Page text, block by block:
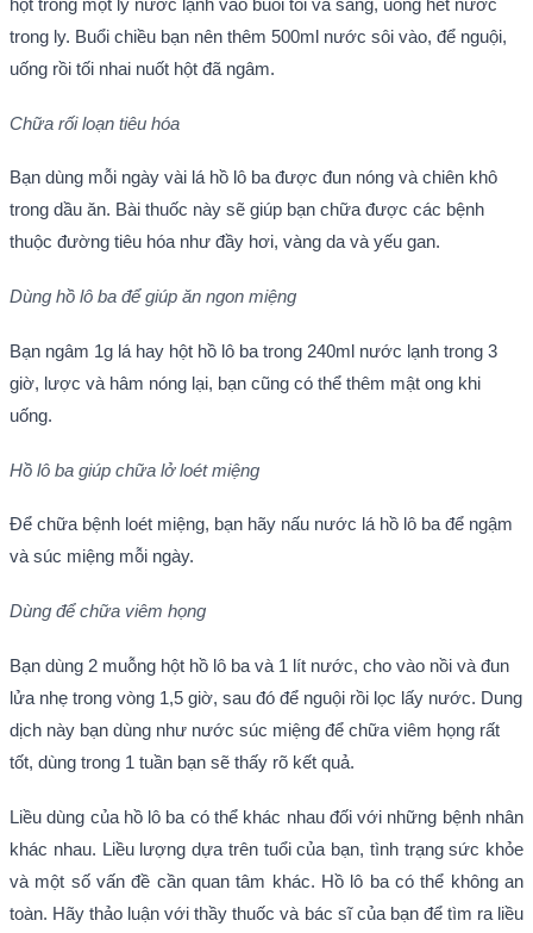
hột trong một ly nước lạnh vào buổi tối và sáng, uống hết nước
trong ly. Buổi chiều bạn nên thêm 500ml nước sôi vào, để nguội,
uống rồi tối nhai nuốt hột đã ngâm.
Chữa rối loạn tiêu hóa
Bạn dùng mỗi ngày vài lá hồ lô ba được đun nóng và chiên khô
trong dầu ăn. Bài thuốc này sẽ giúp bạn chữa được các bệnh
thuộc đường tiêu hóa như đầy hơi, vàng da và yếu gan.
Dùng hồ lô ba để giúp ăn ngon miệng
Bạn ngâm 1g lá hay hột hồ lô ba trong 240ml nước lạnh trong 3
giờ, lược và hâm nóng lại, bạn cũng có thể thêm mật ong khi
uống.
Hồ lô ba giúp chữa lở loét miệng
Để chữa bệnh loét miệng, bạn hãy nấu nước lá hồ lô ba để ngậm
và súc miệng mỗi ngày.
Dùng để chữa viêm họng
Bạn dùng 2 muỗng hột hồ lô ba và 1 lít nước, cho vào nồi và đun
lửa nhẹ trong vòng 1,5 giờ, sau đó để nguội rồi lọc lấy nước. Dung
dịch này bạn dùng như nước súc miệng để chữa viêm họng rất
tốt, dùng trong 1 tuần bạn sẽ thấy rõ kết quả.
Liều dùng của hồ lô ba có thể khác nhau đối với những bệnh nhân
khác nhau. Liều lượng dựa trên tuổi của bạn, tình trạng sức khỏe
và một số vấn đề cần quan tâm khác. Hồ lô ba có thể không an
toàn. Hãy thảo luận với thầy thuốc và bác sĩ của bạn để tìm ra liều